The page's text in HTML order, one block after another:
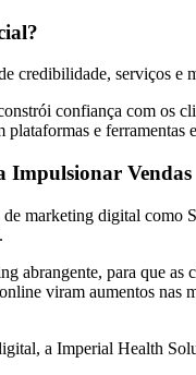
credibilidade, serviços
confiança com os
e ferramentas
Impulsionar Vendas
marketing digital como
abrangente, para que
viram aumentos
a Imperial Health